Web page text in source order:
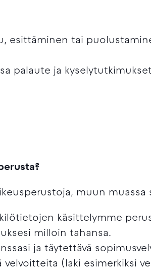
esittäminen tai
palaute ja kyselytutkimukset
muun muassa
käsittelymme
milloin tahansa.
ja täytettävä
(laki esimerkiksi